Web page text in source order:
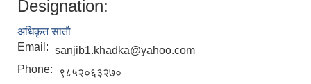
Designation:
अधिकृत सातौ
Email: sanjib1.khadka@yahoo.com
Phone:
९८५२०६३२७०